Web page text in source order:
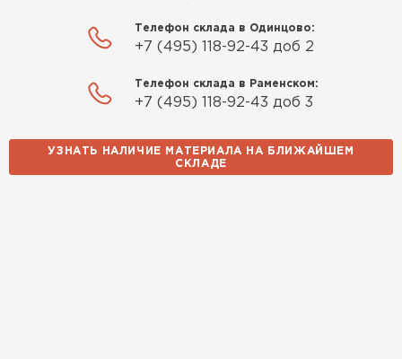
Телефон склада в Одинцово:
+7 (495) 118-92-43 доб 2
Телефон склада в Раменском:
+7 (495) 118-92-43 доб 3
УЗНАТЬ НАЛИЧИЕ МАТЕРИАЛА НА БЛИЖАЙШЕМ
СКЛАДЕ